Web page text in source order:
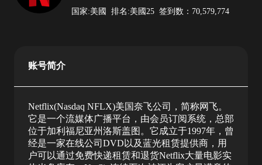
国家:美國 排名:美國25 签到数： 70,579,774
账号简介
Netflix(Nasdaq NFLX)美国奈飞公司，简称网飞。
它是一个流媒体广播平台，由会员订阅系统，总部
位于加利福尼亚州洛斯盖图。它成立于1997年，曾
经是一家在线公司DVD以及蓝光租赁提供商，用
户可以通过免费快递租赁和退货Netflix大量电影实